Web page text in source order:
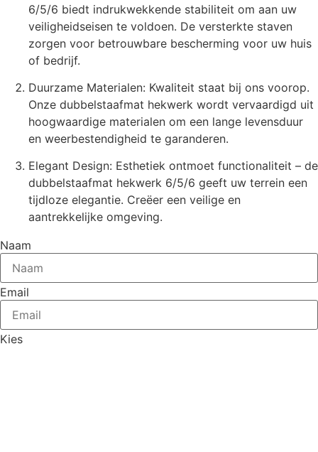
6/5/6 biedt indrukwekkende stabiliteit om aan uw
veiligheidseisen te voldoen. De versterkte staven
zorgen voor betrouwbare bescherming voor uw huis
of bedrijf.
Duurzame Materialen: Kwaliteit staat bij ons voorop.
Onze dubbelstaafmat hekwerk wordt vervaardigd uit
hoogwaardige materialen om een lange levensduur
en weerbestendigheid te garanderen.
Elegant Design: Esthetiek ontmoet functionaliteit – de
dubbelstaafmat hekwerk 6/5/6 geeft uw terrein een
tijdloze elegantie. Creëer een veilige en
aantrekkelijke omgeving.
Naam
Email
Kies